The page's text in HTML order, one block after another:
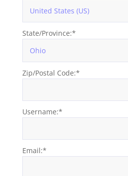
State/Province:*
Zip/Postal Code:*
Username:*
Email:*